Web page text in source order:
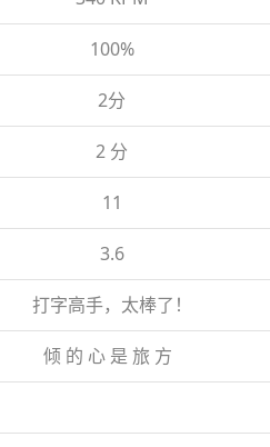
100%
2分
2 分
11
3.6
打字高手，太棒了！
倾 的 心 是 旅 方